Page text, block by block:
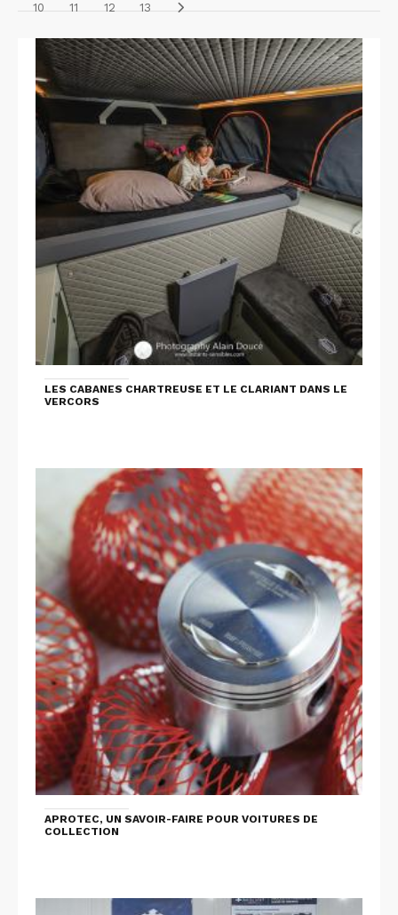
10 11 12 13
LES CABANES CHARTREUSE ET LE CLARIANT DANS LE
VERCORS
APROTEC, UN SAVOIR-FAIRE POUR VOITURES DE
COLLECTION